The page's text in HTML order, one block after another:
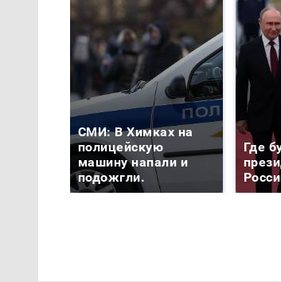
СМИ: В Химках на
полицейскую
машину напали и
подожгли.
Где